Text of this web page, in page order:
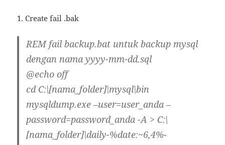
1. Create fail .bak
REM fail backup.bat untuk backup mysql
dengan nama yyyy-mm-dd.sql
@echo off
cd C:\[nama_folder]\mysql\bin
mysqldump.exe –user=user_anda –
password=password_anda -A > C:\
[nama_folder]\daily-%date:~6,4%-